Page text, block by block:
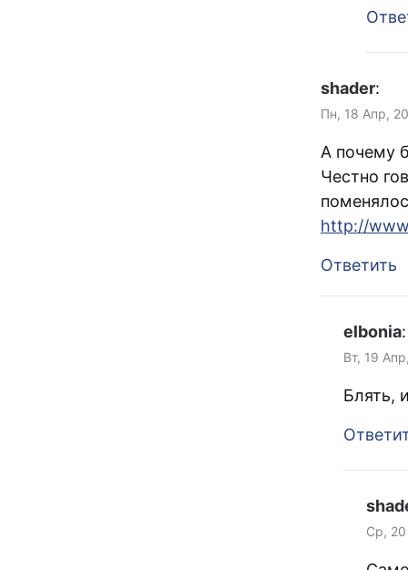
shader:
Пн, 18 Апр,
А почему
Честно
http://
Ответить
elbonia:
Вт, 19
Блять,
Ср,